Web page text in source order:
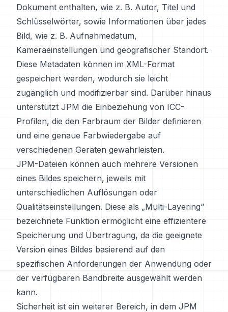
Dokument enthalten, wie z. B. Autor, Titel und
Schlüsselwörter, sowie Informationen über jedes
Bild, wie z. B. Aufnahmedatum,
Kameraeinstellungen und geografischer Standort.
Diese Metadaten können im XML-Format
gespeichert werden, wodurch sie leicht
zugänglich und modifizierbar sind. Darüber hinaus
unterstützt JPM die Einbeziehung von ICC-
Profilen, die den Farbraum der Bilder definieren
und eine genaue Farbwiedergabe auf
verschiedenen Geräten gewährleisten.
JPM-Dateien können auch mehrere Versionen
eines Bildes speichern, jeweils mit
unterschiedlichen Auflösungen oder
Qualitätseinstellungen. Diese als „Multi-Layering“
bezeichnete Funktion ermöglicht eine effizientere
Speicherung und Übertragung, da die geeignete
Version eines Bildes basierend auf den
spezifischen Anforderungen der Anwendung oder
der verfügbaren Bandbreite ausgewählt werden
kann.
Sicherheit ist ein weiterer Bereich, in dem JPM